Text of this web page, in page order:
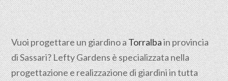
Vuoi progettare un giardino aTorralbain provincia
diSassari? Lefty Gardens è specializzata nella
progettazione e realizzazione di giardini in tutta